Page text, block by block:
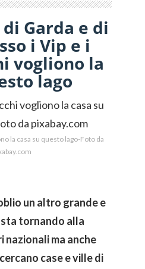
Garda e di
i Vip e i
vogliono la
lago
la casa su questo lago-Foto da
un altro grande e
tornando alla
ma anche
case e ville di